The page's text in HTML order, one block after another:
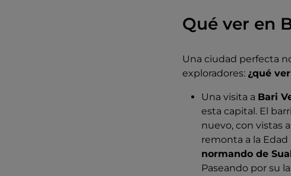
su antigua gloria por
varias rebeliones
XIX con la
pasado de
Qué ver en
Una ciudad perfecta
exploradores: ¿qué
Una visita a Bari
esta capital. El
nuevo, con vistas
remonta a la
normando de
Paseando por su